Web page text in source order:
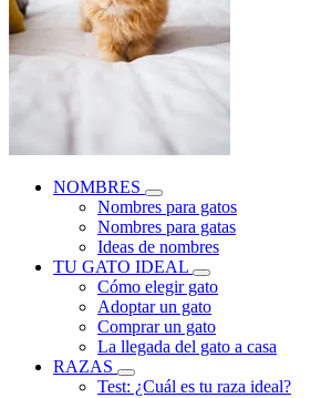
NOMBRES
Nombres para gatos
Nombres para gatas
Ideas de nombres
TU GATO IDEAL
Cómo elegir gato
Adoptar un gato
Comprar un gato
La llegada del gato a casa
RAZAS
Test: ¿Cuál es tu raza ideal?